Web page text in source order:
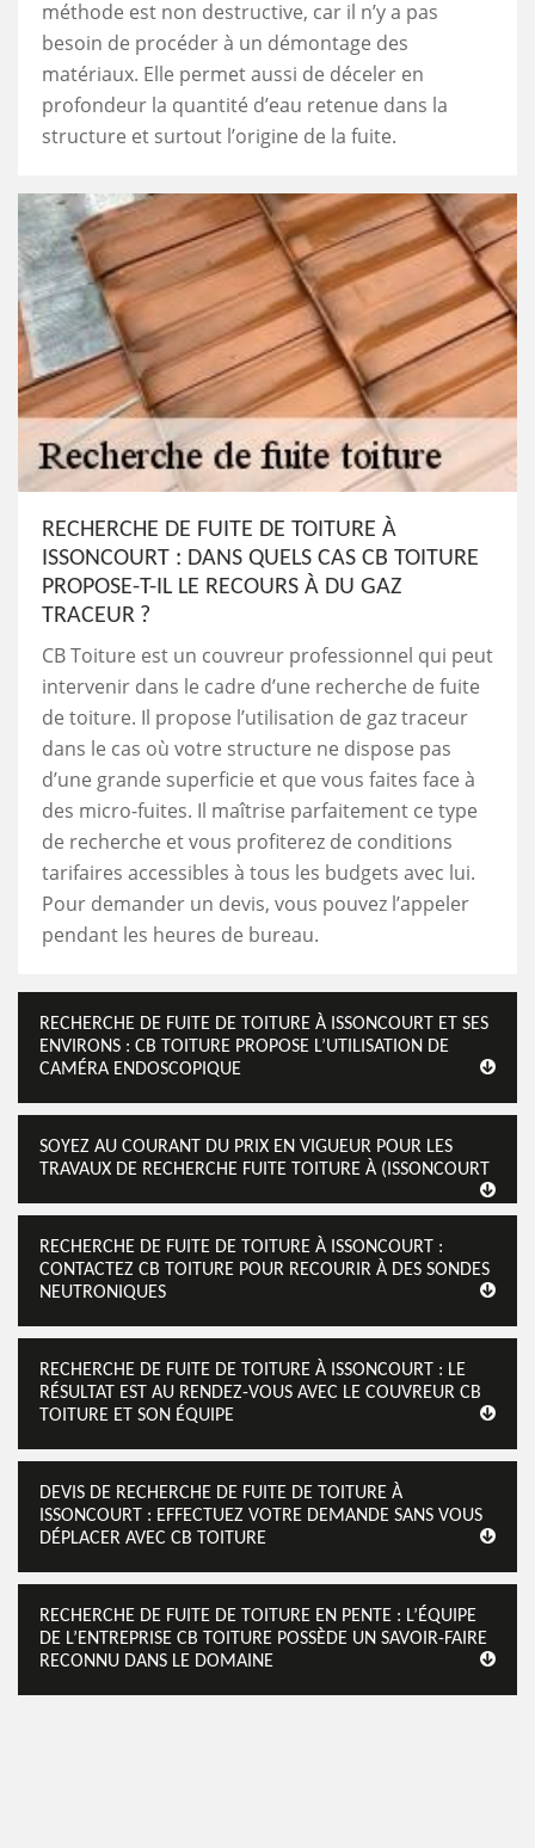
méthode est non destructive, car il n’y a pas
besoin de procéder à un démontage des
matériaux. Elle permet aussi de déceler en
profondeur la quantité d’eau retenue dans la
structure et surtout l’origine de la fuite.
RECHERCHE DE FUITE DE TOITURE À
ISSONCOURT : DANS QUELS CAS CB TOITURE
PROPOSE-T-IL LE RECOURS À DU GAZ
TRACEUR ?
CB Toiture est un couvreur professionnel qui peut
intervenir dans le cadre d’une recherche de fuite
de toiture. Il propose l’utilisation de gaz traceur
dans le cas où votre structure ne dispose pas
d’une grande superficie et que vous faites face à
des micro-fuites. Il maîtrise parfaitement ce type
de recherche et vous profiterez de conditions
tarifaires accessibles à tous les budgets avec lui.
Pour demander un devis, vous pouvez l’appeler
pendant les heures de bureau.
RECHERCHE DE FUITE DE TOITURE À ISSONCOURT ET SES
ENVIRONS : CB TOITURE PROPOSE L’UTILISATION DE
CAMÉRA ENDOSCOPIQUE
SOYEZ AU COURANT DU PRIX EN VIGUEUR POUR LES
TRAVAUX DE RECHERCHE FUITE TOITURE À (ISSONCOURT
RECHERCHE DE FUITE DE TOITURE À ISSONCOURT :
CONTACTEZ CB TOITURE POUR RECOURIR À DES SONDES
NEUTRONIQUES
RECHERCHE DE FUITE DE TOITURE À ISSONCOURT : LE
RÉSULTAT EST AU RENDEZ-VOUS AVEC LE COUVREUR CB
TOITURE ET SON ÉQUIPE
DEVIS DE RECHERCHE DE FUITE DE TOITURE À
ISSONCOURT : EFFECTUEZ VOTRE DEMANDE SANS VOUS
DÉPLACER AVEC CB TOITURE
RECHERCHE DE FUITE DE TOITURE EN PENTE : L’ÉQUIPE
DE L’ENTREPRISE CB TOITURE POSSÈDE UN SAVOIR-FAIRE
RECONNU DANS LE DOMAINE